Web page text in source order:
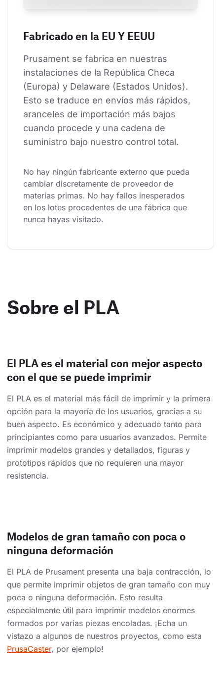
Fabricado en la EU Y EEUU
Prusament se fabrica en nuestras
instalaciones de la República Checa
(Europa) y Delaware (Estados Unidos).
Esto se traduce en envíos más rápidos,
aranceles de importación más bajos
cuando procede y una cadena de
suministro bajo nuestro control total.
No hay ningún fabricante externo que pueda
cambiar discretamente de proveedor de
materias primas. No hay fallos inesperados
en los lotes procedentes de una fábrica que
nunca hayas visitado.
Sobre el PLA
El PLA es el material con mejor aspecto
con el que se puede imprimir
El PLA es el material más fácil de imprimir y la primera
opción para la mayoría de los usuarios, gracias a su
buen aspecto. Es económico y adecuado tanto para
principiantes como para usuarios avanzados. Permite
imprimir modelos grandes y detallados, figuras y
prototipos rápidos que no requieren una mayor
resistencia.
Modelos de gran tamaño con poca o
ninguna deformación
El PLA de Prusament presenta una baja contracción, lo
que permite imprimir objetos de gran tamaño con muy
poca o ninguna deformación. Esto resulta
especialmente útil para imprimir modelos enormes
formados por varias piezas encoladas. ¡Echa un
vistazo a algunos de nuestros proyectos, como esta
PrusaCaster, por ejemplo!